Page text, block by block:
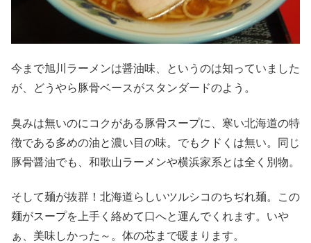
今まで旭川ラーメンは醤油味、というのは知っていました
が、どうやら豚骨ベースがスタンダードのよう。
臭みは無いのにコクがある豚骨スープに、寒い北海道の特
徴である多めの油と濃い目の味。でもクドくは無い。同じ
豚骨醤油でも、和歌山ラーメンや横浜家系とは全く別物。
そして麺が抜群！北海道らしいツルシコのちぢれ麺。この
麺がスープを上手く絡めて口へと運んでくれます。いや
ぁ、美味しかった～。体の芯まで暖まります。